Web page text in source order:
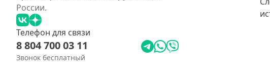
России.
Телефон для связи
8 804 700 03 11
Звонок бесплатный